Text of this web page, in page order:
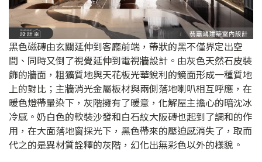
黑色磁磚由玄關延伸到客廳前端，帶狀的黑不僅界定出空
間、同時又倒了視覺延伸到電視牆設計。由灰色天然石皮裝
飾的牆面，粗獷質地與天花板光華銳利的鏡面形成一種質地
上的對比；主牆消光金屬板材與兩側落地喇叭相互呼應，在
暖色燈帶暈染下，灰階擁有了暖意，化解屋主擔心的暗沈冰
冷感。奶白色的軟裝沙發和白石紋大阪磚也起到了調和的作
用，在大面落地窗採光下，黑色帶來的壓迫感消失了，取而
代之的是異材質詮釋的灰階，幻化出無彩色以外的樣貌。